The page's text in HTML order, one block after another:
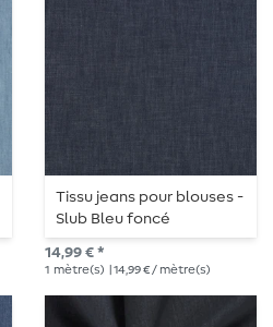
Tissu jeans pour blouses -
Slub Bleu foncé
14,99 € *
1 mètre(s) | 14,99 € / mètre(s)